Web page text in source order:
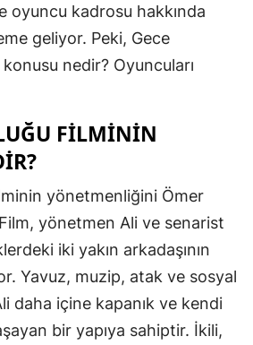
Erzurum
Eskişehir
Hakkari
Hatay
Isparta
Mersin
oyuncu kadrosu hakkında
geliyor. Peki, Gece
nedir? Oyuncuları
FILMININ
yönetmenliğini Ömer
yönetmen Ali ve senarist
iki yakın arkadaşının
Yavuz, muzip, atak ve sosyal
daha içine kapanık ve kendi
bir yapıya sahiptir. İkili,